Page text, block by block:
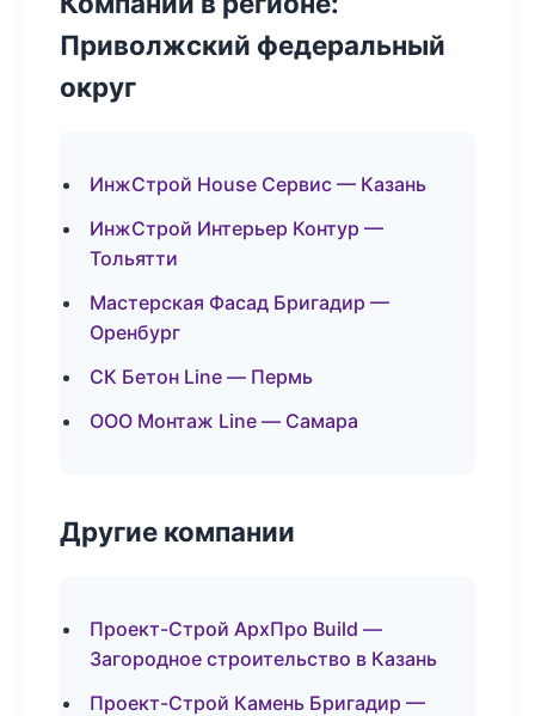
Приволжский федеральный
округ
ИнжСтрой House Сервис — Казань
ИнжСтрой Интерьер Контур —
Тольятти
Мастерская Фасад Бригадир —
Оренбург
СК Бетон Line — Пермь
ООО Монтаж Line — Самара
Другие компании
Проект-Строй АрхПро Build —
Загородное строительство в Казань
Проект-Строй Камень Бригадир —